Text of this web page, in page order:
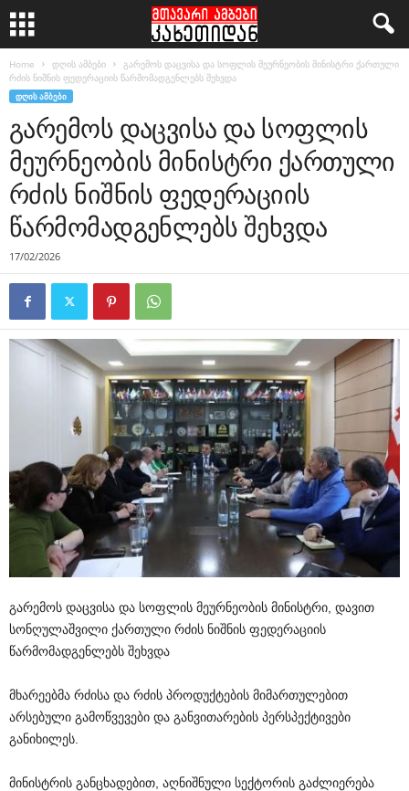
Home დღის ამბები
გარემოს დაცვისა და სოფლის მეურნეობის მინისტრი ქართული
რძის ნიშნის ფედერაციის წარმომადგენლებს შეხვდა
ᲓᲦᲘᲡ ᲐᲛᲑᲔᲑᲘ
გარემოს დაცვისა და სოფლის
მეურნეობის მინისტრი ქართული
რძის ნიშნის ფედერაციის
წარმომადგენლებს შეხვდა
17/02/2026
გარემოს დაცვისა და სოფლის მეურნეობის მინისტრი, დავით
სონღულაშვილი ქართული რძის ნიშნის ფედერაციის
წარმომადგენლებს შეხვდა
მხარეებმა რძისა და რძის პროდუქტების მიმართულებით
არსებული გამოწვევები და განვითარების პერსპექტივები
განიხილეს.
მინისტრის განცხადებით, აღნიშნული სექტორის გაძლიერება